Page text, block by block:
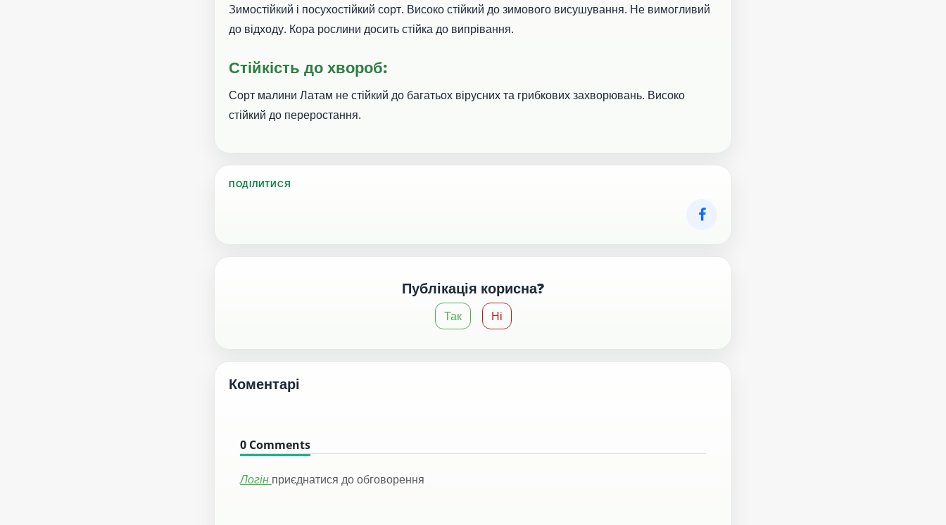
Зимостійкий і посухостійкий сорт. Високо стійкий до зимового висушування. Не вимогливий
до відходу. Кора рослини досить стійка до випрівання.
Стійкість до хвороб:
Сорт малини Латам не стійкий до багатьох вірусних та грибкових захворювань. Високо
стійкий до переростання.
ПОДІЛИТИСЯ
Публікація корисна?
Так Ні
Коментарі
0 Comments
Логін приєднатися до обговорення